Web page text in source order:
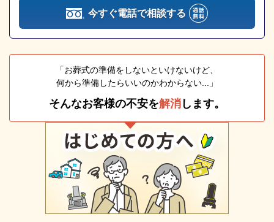
今すぐ電話で相談する
「お葬式の準備をしないといけないけど、
何から準備したらいいのかわからない...」
そんなお客様の不安を解消 します。